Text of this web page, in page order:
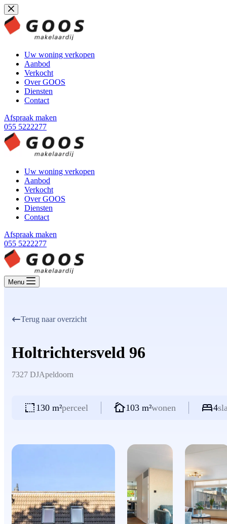
Ga
naar
de
inhoud
Uw woning verkopen
Aanbod
Verkocht
Over GOOS
Diensten
Contact
Afspraak maken
055 5222277
Uw woning verkopen
Aanbod
Verkocht
Over GOOS
Diensten
Contact
Afspraak maken
055 5222277
Menu
Terug naar overzicht
Holtrichtersveld 96
7327 DJApeldoorn
130 m²perceel 103 m²wonen 4